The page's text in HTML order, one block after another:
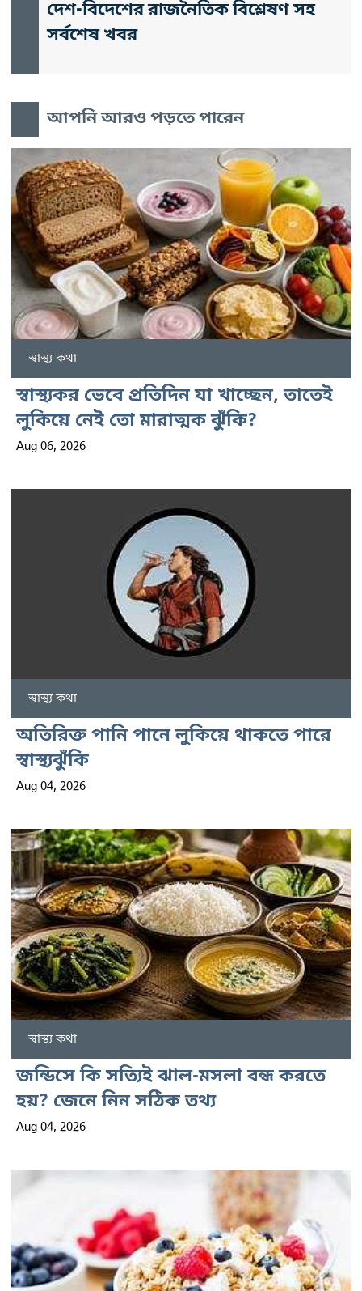
দেশ-বিদেশের রাজনৈতিক বিশ্লেষণ সহ
সর্বশেষ খবর
আপনি আরও পড়তে পারেন
স্বাস্থ্য কথা
স্বাস্থ্যকর ভেবে প্রতিদিন যা খাচ্ছেন, তাতেই
লুকিয়ে নেই তো মারাত্মক ঝুঁকি?
Aug 06, 2026
স্বাস্থ্য কথা
অতিরিক্ত পানি পানে লুকিয়ে থাকতে পারে
স্বাস্থ্যঝুঁকি
Aug 04, 2026
স্বাস্থ্য কথা
জন্ডিসে কি সত্যিই ঝাল-মসলা বন্ধ করতে
হয়? জেনে নিন সঠিক তথ্য
Aug 04, 2026